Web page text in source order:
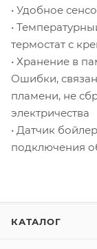
• Удобное
•
термостат с
• Хранение в
Ошибки,
пламени, не
электричества
• Датчик
подключения
КАТАЛОГ